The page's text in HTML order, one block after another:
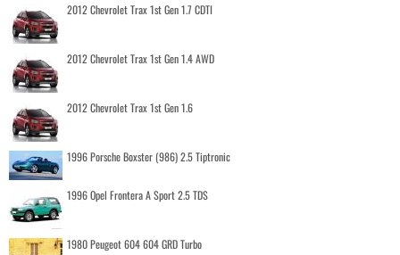
2012 Chevrolet Trax 1st Gen 1.7 CDTI
2012 Chevrolet Trax 1st Gen 1.4 AWD
2012 Chevrolet Trax 1st Gen 1.6
1996 Porsche Boxster (986) 2.5 Tiptronic
1996 Opel Frontera A Sport 2.5 TDS
1980 Peugeot 604 604 GRD Turbo